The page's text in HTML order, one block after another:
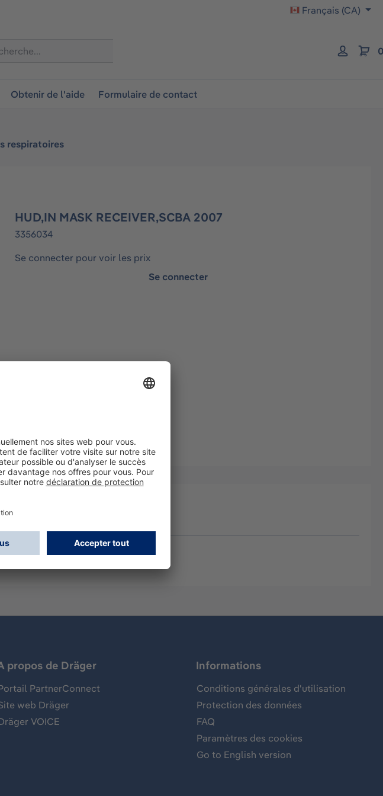
Français (CA)
Obtenir de l'aide Formulaire de contact
respiratoires
HUD,IN MASK RECEIVER,SCBA 2007
3356034
Se connecter pour voir les prix
Se connecter
propos de Dräger
PartnerConnect
web Dräger
VOICE
Informations
Conditions générales d'utilisation
Protection des données
FAQ
Paramètres des cookies
Go to English version